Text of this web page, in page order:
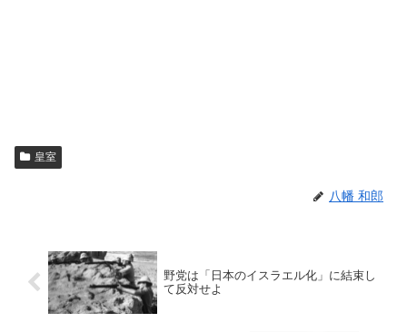
皇室
八幡 和郎
野党は「日本のイスラエル化」に結束し
て反対せよ